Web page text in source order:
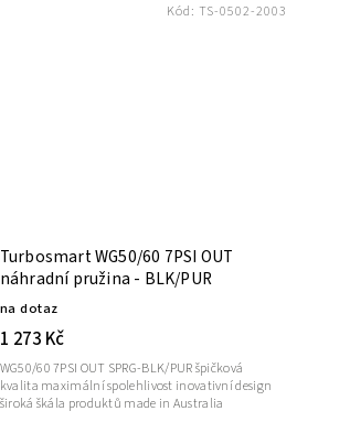
Turbosmart WG50/60 7PSI OUT
náhradní pružina - BLK/PUR
na dotaz
1 273 Kč
WG50/60 7PSI OUT SPRG-BLK/PUR špičková
kvalita maximální spolehlivost inovativní design
široká škála produktů made in Australia
Kód: TS-0502-2003